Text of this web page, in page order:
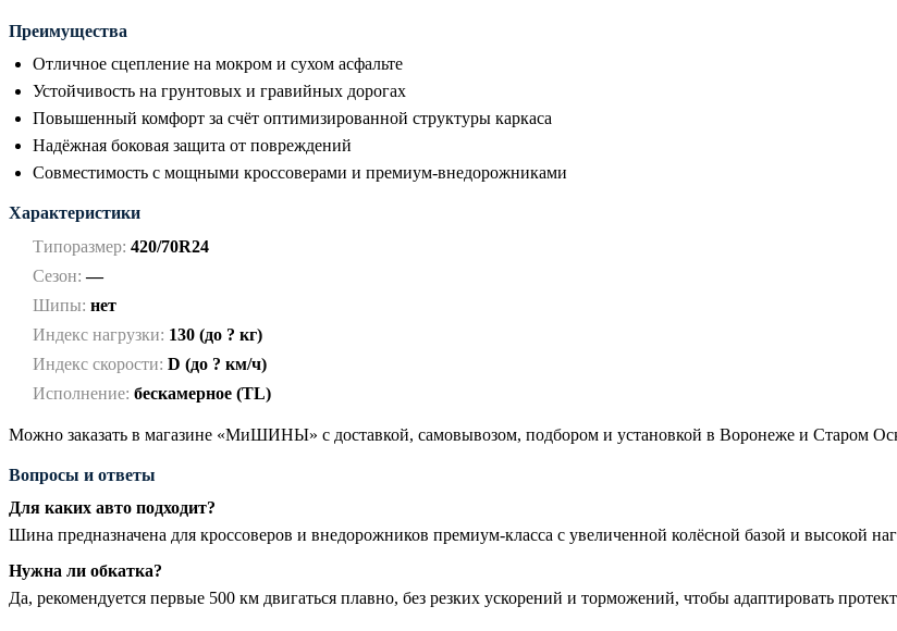
Преимущества
Отличное сцепление на мокром и сухом асфальте
Устойчивость на грунтовых и гравийных дорогах
Повышенный комфорт за счёт оптимизированной структуры каркаса
Надёжная боковая защита от повреждений
Совместимость с мощными кроссоверами и премиум-внедорожниками
Характеристики
Типоразмер: 420/70R24
Сезон: —
Шипы: нет
Индекс нагрузки: 130 (до ? кг)
Индекс скорости: D (до ? км/ч)
Исполнение: бескамерное (TL)
Можно заказать в магазине «МиШИНЫ» с доставкой, самовывозом, подбором и установкой в Воронеже и Старом
Вопросы и ответы
Для каких авто подходит?
Шина предназначена для кроссоверов и внедорожников премиум-класса с увеличенной колёсной базой и высокой
Нужна ли обкатка?
Да, рекомендуется первые 500 км двигаться плавно, без резких ускорений и торможений, чтобы адаптировать